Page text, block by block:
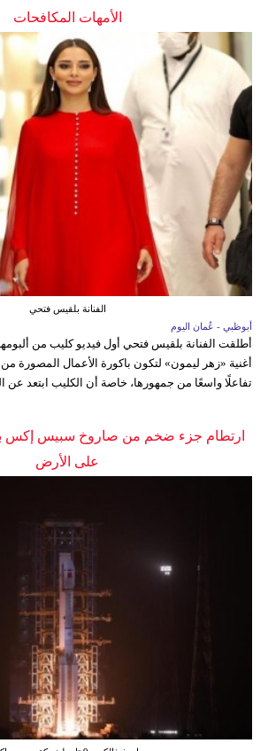
الأمهات المكافحات
الفنانة بلقيس فتحي
أبوظبي - عُمان اليوم
أطلقت الفنانة بلقيس فتحي أول فيديو كليب من ألبومها
أغنية «زهر ليمون» لتكون باكورة الأعمال المصورة
تفاعلًا واسعًا من جمهورها، خاصة أن الكليب ابتعد عن
ارتطام جزء ضخم من صاروخ سبيس إكس
على الأرض